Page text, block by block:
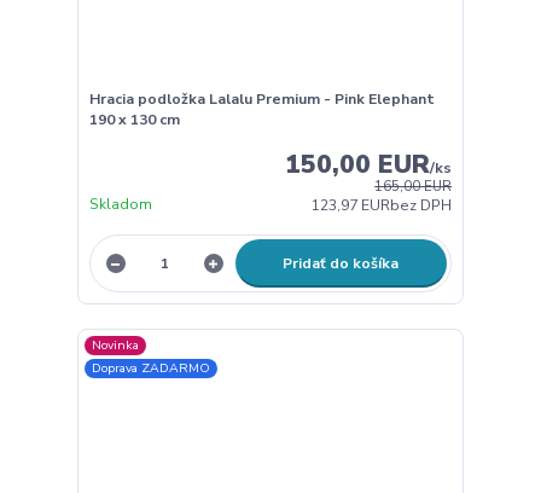
Hracia podložka Lalalu Premium - Pink Elephant
190 x 130 cm
165,00 EUR
150,00 EUR/ks
123,97 EURbez DPH
Skladom
Pridať do košíka
Novinka
Doprava ZADARMO